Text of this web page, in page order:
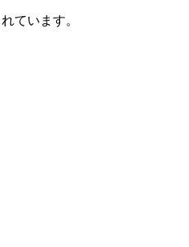
ています。